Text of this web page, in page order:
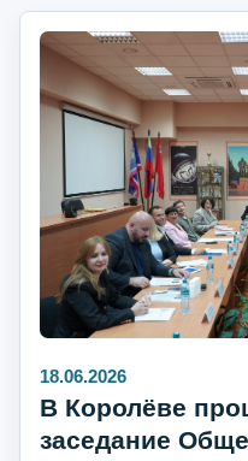
18.06.2026
В Королёве
заседание